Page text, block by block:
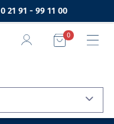
0 21 91 - 99 11 00
0